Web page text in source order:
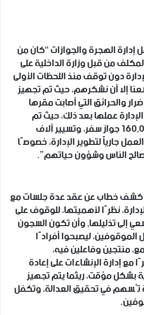
الهجرة والجوازات “كان من
من قبل وزارة الداخلية على
دون توقف منذ اللحظات الأولى
إلا أن نشكرهم، حيث تم تجهيز
والحرائق التي أصابت مقرها
عملها بعد ذلك، حيث تم
استخراج أكثر من ١٦٠,٠٠٠ جواز سفر، وتسيير آلاف
جارياً لتطوير الإدارة، خصوصًا
الناس وشؤون حياتهم”.
خطاب عن عقد عدة جلسات مع
نظرًا لأهميتها، للوقوف على
إلى تذليلها, وأن تكون السجون
ليصبحوا أفرادًا
منتجين وفاعلين فيه،
إدارة الإنشاءات على إعادة
بشكل مؤقت، ريثما يتم تجهيز
في تحقيق العدالة، وتكفل